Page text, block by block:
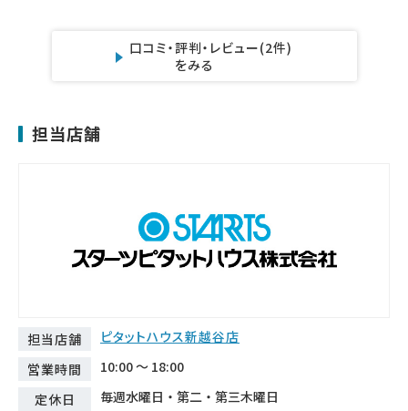
口コミ・評判・レビュー
をみる
(2件)
担当店舗
担当店舗
ピタットハウス新越谷店
営業時間
10:00 ～ 18:00
定休日
毎週水曜日・第二・第三木曜日